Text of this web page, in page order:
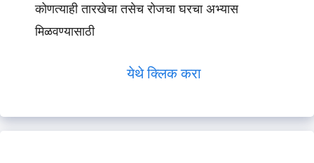
कोणत्याही तारखेचा तसेच रोजचा घरचा अभ्यास
मिळवण्यासाठी
येथे क्लिक करा